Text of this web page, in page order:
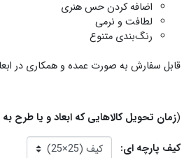
اضافه کردن حس هنری
لطافت و نرمی
رنگ‌بندی متنوع
قابل سفارش به صورت عمده و همکاری در
(زمان تحویل کالاهایی که ابعاد و یا طرح به سفارش شما
کیف پارچه ای: